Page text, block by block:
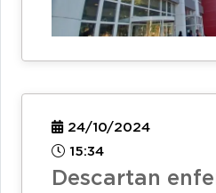
24/10/2024
15:34
Descartan